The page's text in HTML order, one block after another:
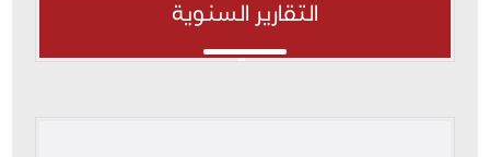
التقارير السنوية